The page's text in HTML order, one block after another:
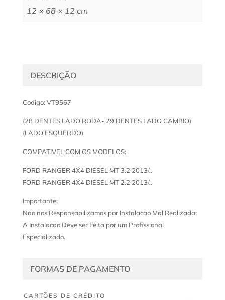
12 × 68 × 12 cm
DESCRIÇÃO
Codigo: VT9567
(28 DENTES LADO RODA- 29 DENTES LADO CAMBIO)
(LADO ESQUERDO)
COMPATIVEL COM OS MODELOS:
FORD RANGER 4X4 DIESEL MT 3.2 2013/..
FORD RANGER 4X4 DIESEL MT 2.2 2013/..
Importante:
Nao nos Responsabilizamos por Instalacao Mal Realizada;
A Instalacao Deve ser Feita por um Profissional
Especializado.
FORMAS DE PAGAMENTO
CARTÕES DE CRÉDITO